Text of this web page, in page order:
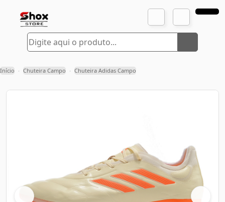
Início › Chuteira Campo › Chuteira Adidas Campo